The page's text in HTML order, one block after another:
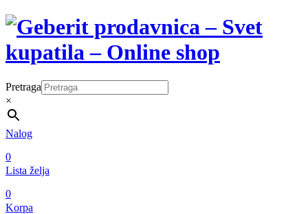
Pretraga
×
Nalog
0
Lista želja
0
Korpa